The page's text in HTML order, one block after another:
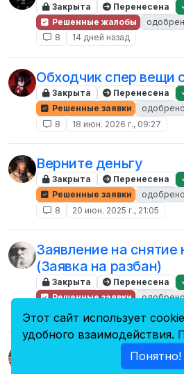
Закрыта Перенесена
Решенные жалобы
8
14 дней назад
Обходчик спер вещи
Закрыта Перенесена
Решенные заявки
одобрено
8
18 июн. 2026 г., 09:27
Верните деньгу
Закрыта Перенесена
Решенные заявки
одобрено
8
20 июн. 2025 г., 21:05
Заявление на снятие
(Заявка на разбан)
Закрыта Перенесена
Решенные заявки
Перенесена
Этот сайт использует
удобного взаимодействия.
Понятно!